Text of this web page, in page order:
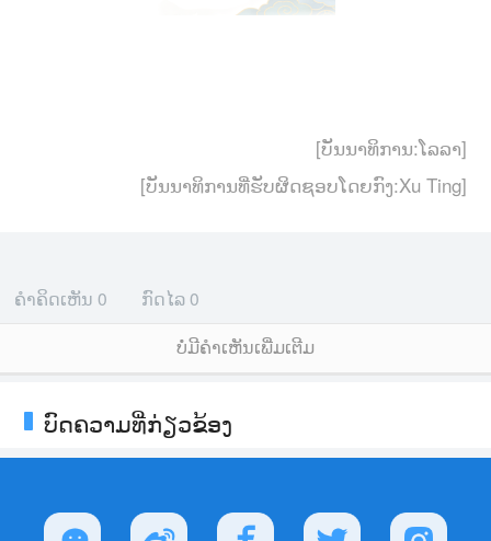
[ບັນນາທິການ:ໂລລາ]
[ບັນນາທິການທີ່ຮັບຜິດຊອບໂດຍກົງ:Xu Ting]
ຄຳຄິດເຫັນ 0 ກົດໄລ 0
ບໍ່ມີຄໍາເຫັນເພີ່ມເຕີມ
ບົດຄວາມທີ່ກ່ຽວຂ້ອງ